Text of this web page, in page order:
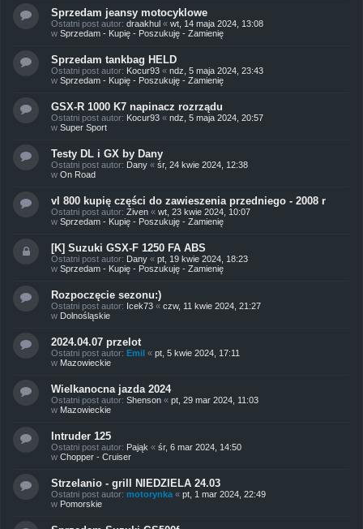
Sprzedam jeansy motocyklowe
Ostatni post autor: draakhul « wt, 14 maja 2024, 13:08
w Sprzedam - Kupię - Poszukuję - Zamienię
Sprzedam tankbag HELD
Ostatni post autor: Kocur93 « ndz, 5 maja 2024, 23:43
w Sprzedam - Kupię - Poszukuję - Zamienię
GSX-R 1000 K7 napinacz rozrządu
Ostatni post autor: Kocur93 « ndz, 5 maja 2024, 20:57
w Super Sport
Testy DL i GX by Dany
Ostatni post autor: Dany « śr, 24 kwie 2024, 12:38
w On Road
vl 800 kupię części do zawieszenia przedniego - 2008 r
Ostatni post autor: Ziven « wt, 23 kwie 2024, 10:07
w Sprzedam - Kupię - Poszukuję - Zamienię
[K] Suzuki GSX-F 1250 FA ABS
Ostatni post autor: Dany « pt, 19 kwie 2024, 18:23
w Sprzedam - Kupię - Poszukuję - Zamienię
Rozpoczęcie sezonu:)
Ostatni post autor: Icek73 « czw, 11 kwie 2024, 21:27
w Dolnośląskie
2024.04.07 przelot
Ostatni post autor: Emil « pt, 5 kwie 2024, 17:11
w Mazowieckie
Wielkanocna jazda 2024
Ostatni post autor: Shenson « pt, 29 mar 2024, 11:03
w Mazowieckie
Intruder 125
Ostatni post autor: Pająk « śr, 6 mar 2024, 14:50
w Chopper - Cruiser
Strzelanio - grill NIEDZIELA 24.03
Ostatni post autor: motorynka « pt, 1 mar 2024, 22:49
w Pomorskie